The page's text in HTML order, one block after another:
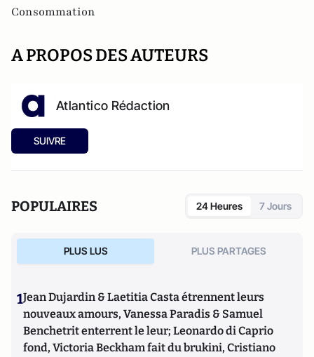
Consommation
A PROPOS DES AUTEURS
Atlantico Rédaction
SUIVRE
POPULAIRES 24 Heures 7 Jours
PLUS LUS PLUS PARTAGES
1Jean Dujardin & Laetitia Casta étrennent leurs
nouveaux amours, Vanessa Paradis & Samuel
Benchetrit enterrent le leur; Leonardo di Caprio
fond, Victoria Beckham fait du brukini, Cristiano